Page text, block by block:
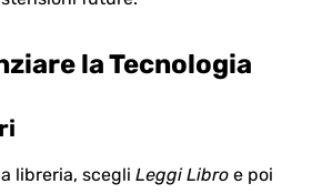
la Tecnologia
libreria, scegli Leggi Libro e poi